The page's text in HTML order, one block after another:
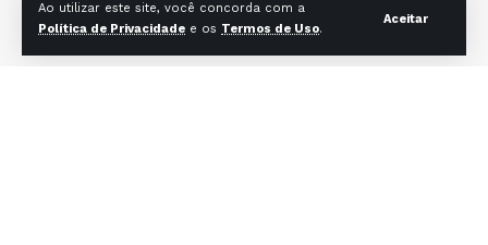
Ao utilizar este site, você concorda com a
Política de Privacidade e os Termos de Uso.
Aceitar
Mecânica Pesada